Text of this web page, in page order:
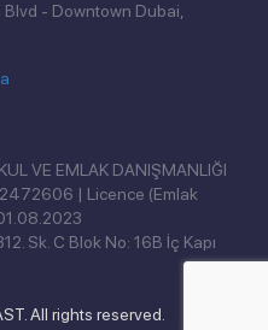
- Downtown Dubai,
VE EMLAK DANIŞMANLIĞI
| Licence (Emlak
Sk. C Blok No: 16B İç Kapı
All rights reserved.